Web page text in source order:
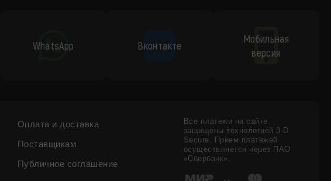
WhatsApp Вконтакте
Мобильная
версия
Оплата и доставка
Поставщикам
Публичное соглашение
Все платежи на сайте
защищены технологией 3-D
Secure. Прием платежей
осуществляется через ПАО
«Сбербанк».